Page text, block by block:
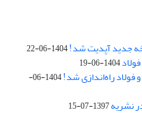
جدید آپدیت شد!1404-06-22
1404-06-19
راه‌اندازی شد!
1404-06-
نشریه1397-07-15